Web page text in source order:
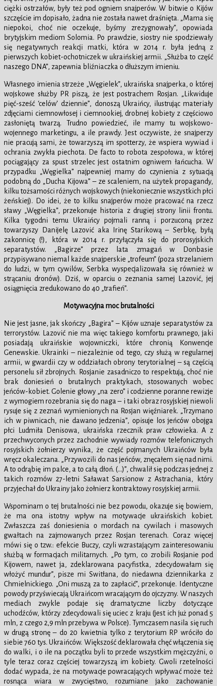
ciężki ostrzałów, były też pod ogniem snajperów. W bitwie o Kijów
szczęście im dopisało, żadna nie została nawet draśnięta. „Mama się
niepokoi, choć nie oczekuje, byśmy zrezygnowały”, opowiada
brytyjskim mediom Solomia. Po prawdzie, siostry nie spodziewały
się negatywnych reakcji matki, która w 2014 r. była jedną z
pierwszych kobiet-ochotniczek w ukraińskiej armii. „Służba to część
naszego DNA”, zapewnia bliźniaczka o dłuższym imieniu.
Własnego imienia strzeże „Węgielek”, ukraińska snajperka, o której
wojskowe służby PR piszą, że jest postrachem Rosjan. „Likwiduje
pięć-sześć ‘celów’ dziennie”, donoszą Ukraińcy, ilustrując materiały
zdjęciami ciemnowłosej i ciemnookiej, drobnej kobiety z częściowo
zasłoniętą twarzą. Trudno powiedzieć, ile mamy tu wojskowo-
wojennego marketingu, a ile prawdy. Jest oczywiste, że snajperzy
nie pracują sami, że towarzyszą im spotterzy, że wspiera wywiad i
ochrania zwykła piechota. De facto to robota zespołowa, w której
pociągający za spust strzelec jest ostatnim ogniwem łańcucha. W
przypadku „Węgielka” najpewniej mamy do czynienia z sytuacją
podobną do „Ducha Kijowa” – ze scaleniem, na użytek propagandy,
kilku tożsamości różnych wojskowych (niekoniecznie wszystkich płci
żeńskiej). Do idei, że to kilku snajperów może pracować na rzecz
sławy „Węgielka”, przekonuje historia z drugiej strony linii frontu.
Kilka tygodni temu Ukraińcy pojmali ranną i porzuconą przez
towarzyszy Danijelę Lazović aka Irinę Starikową – Serbkę, byłą
zakonnicę (!), która w 2014 r. przyłączyła się do prorosyjskich
separatystów. „Bagirze” przez lata zmagań w Donbasie
przypisywano niemal każde snajperskie „trofeum” (poza strzelaniem
do ludzi, w tym cywilów, Serbka wyspecjalizowała się również w
strącaniu dronów). Dziś, w oparciu o zeznania samej Lazović, jej
osiągnięcia zredukowano do 40 „trafień”.
Motywacyjna moc brutalności
Nie jest jasne, jak skończy „Bagira” – Kijów uznaje separatystów za
terrorystów. Lazović nie ma więc takiego komfortu prawnego, jaki
posiadają ukraińskie wojowniczki, które chronią Konwencje
Genewskie. Ukrainki – niezależnie od tego, czy służą w regularnej
armii, w gwardii czy w oddziałach obrony terytorialnej – są częścią
personelu sił zbrojnych. Rosjanie zasadniczo to respektują, choć nie
brak doniesień o brutalnych praktykach, stosowanych wobec
jeńców-kobiet. Golenie głowy „na zero” i codzienne poranne rewizje
z wymogiem rozebrania się do naga – i taki obraz rosyjskiej niewoli
rysuje się z zeznań wymienionych na Rosjan więźniarek. „Trzymano
ich w piwnicach, nie dawano jedzenia”, opisuje los jeńców obojga
płci Ludmiła Denisowa, ukraińska rzecznik praw człowieka. A z
przechwyconych przez zachodnie wywiady rozmów telefonicznych
rosyjskich żołnierzy wynika, że część pojmanych Ukraińców była
wręcz okaleczana. „Przywozili do nas jeńców, znęcałem się nad nimi.
A to odrąbię im palce, a to całą dłoń. (…)”, chwalił się podczas jednej z
takich rozmów 27-letni Saławat Sarsionow z Astrachania, który
przyjechał do Ukrainy jako żołnierz kontraktowy rosyjskiej armii.
Wspominam o tej brutalności nie bez powodu, okazuje się bowiem,
że ma ona istotny wpływ na motywacje ukraińskich kobiet.
Zwłaszcza zaś doniesienia o mordach na cywilach i masowych
gwałtach na zajmowanych przez Rosjan terenach. Coraz więcej
mówi się o tzw.: efekcie Buczy, czyli wzrastającym zainteresowaniu
służbą w formacjach militarnych. „Po tym, co zrobili Rosjanie pod
Kijowem, nawet ja, zdeklarowana pacyfistka, zdecydowałam się
włożyć mundur”, pisze mi Switłana, do niedawna dziennikarka z
Chmielnickiego. „Oni muszą za to zapłacić”, przekonuje. Identyczne
powody przyświecają Ukraińcom wracającym do ojczyzny. W naszych
mediach zwykle podaje się dramatyczne liczby dotyczące
uchodźców, którzy zdecydowali się uciec z kraju (jest ich już ponad 5
mln, z czego 2,9 mln przebywa w Polsce). Tymczasem nasila się ruch
w drugą stronę – do 20 kwietnia tylko z terytorium RP wróciło do
siebie 760 tys. Ukraińców. Większość deklarowała chęć włączenia się
do walki, i o ile na początku byli to przede wszystkim mężczyźni, o
tyle teraz coraz częściej towarzyszą im kobiety. Gwoli rzetelności
dodać wypada, że na motywacje powracających wpływać może też
rosnąca wiara w zwycięstwo, rozumiane jako zachowanie